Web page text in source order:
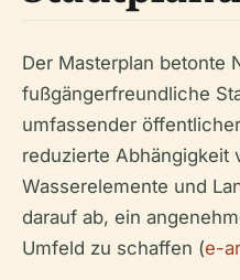
Der Masterplan betonte
fußgängerfreundliche
umfassender
reduzierte Abhängigkeit
Wasserelemente und
darauf ab, ein
Umfeld zu schaffen (e-